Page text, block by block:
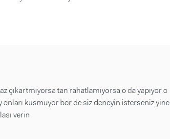
çıkartmıyorsa tan rahatlamıyorsa o da yapıyor o
kusmuyor bor de siz deneyin isterseniz yine
verin